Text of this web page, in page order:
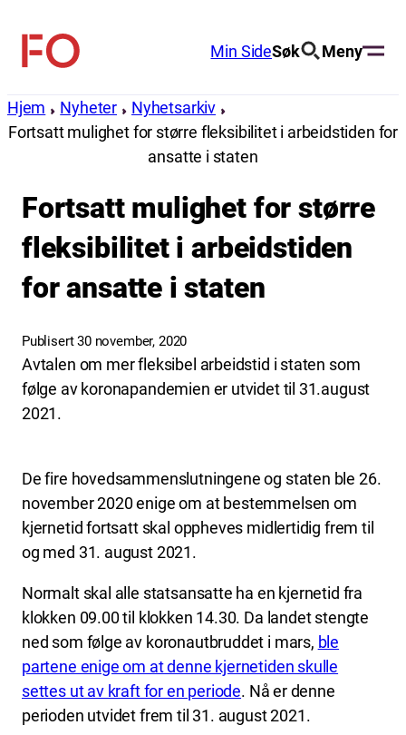
innhold
FO
Min SideSøk Meny
Hjem Nyheter
Nyhetsarkiv
Fortsatt mulighet for større fleksibilitet i arbeidstiden for
ansatte i staten
Fortsatt mulighet for større
fleksibilitet i arbeidstiden
for ansatte i staten
Publisert 30 november, 2020
Avtalen om mer fleksibel arbeidstid i staten som
følge av koronapandemien er utvidet til 31.august
2021.
De fire hovedsammenslutningene og staten ble 26.
november 2020 enige om at bestemmelsen om
kjernetid fortsatt skal oppheves midlertidig frem til
og med 31. august 2021.
Normalt skal alle statsansatte ha en kjernetid fra
klokken 09.00 til klokken 14.30. Da landet stengte
ned som følge av koronautbruddet i mars, ble
partene enige om at denne kjernetiden skulle
settes ut av kraft for en periode. Nå er denne
perioden utvidet frem til 31. august 2021.